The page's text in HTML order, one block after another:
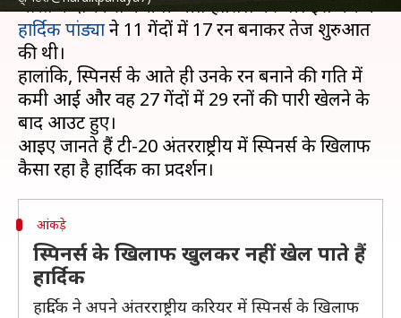
भारत नेदो रन से करीबी जीत हासिल की थी। इस मैच में
हार्दिक पांड्याने 11 गेंदों में 17 रन बनाकर तेज शुरुआत
की थी।
हालांकि, स्पिनर्स के आते ही उनके रन बनाने की गति में
कमी आई और वह 27 गेंदों में 29 रनों की पारी खेलने के
बाद आउट हुए।
आइए जानते हैं टी-20 अंतरराष्ट्रीय में स्पिनर्स के खिलाफ
आंकड़े
स्पिनर्स के खिलाफ खुलकर नहीं खेल पाते हैं
हार्दिक
हार्दिक ने अपने अंतरराष्ट्रीय करियर में स्पिनर्स के खिलाफ